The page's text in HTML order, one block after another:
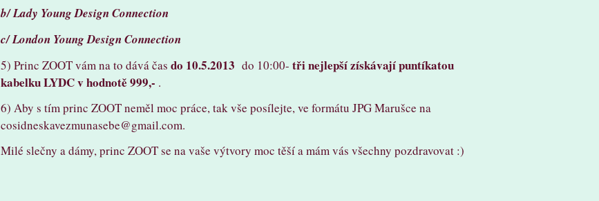
b/ Lady Young Design Connection
c/ London Young Design Connection
5) Princ ZOOT vám na to dává čas do 10.5.2013 do 10:00- tři nejlepší získávají puntíkatou
kabelku LYDC v hodnotě 999,- .
6) Aby s tím princ ZOOT neměl moc práce, tak vše posílejte, ve formátu JPG Marušce na
cosidneskavezmunasebe@gmail.com.
Milé slečny a dámy, princ ZOOT se na vaše výtvory moc těší a mám vás všechny pozdravovat :)